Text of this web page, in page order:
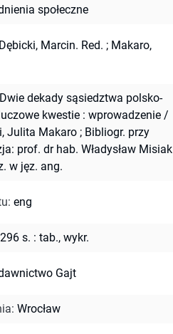
społeczne
Dębicki, Marcin. Red. ; Makaro,
dekady sąsiedztwa polsko-
kwestie : wprowadzenie /
Julita Makaro ; Bibliogr. przy
prof. dr hab. Władysław Misiak
w jęz. ang.
: eng
296 s. : tab., wykr.
Gajt
: Wrocław